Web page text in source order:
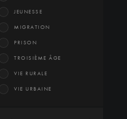
JEUNESSE
MIGRATION
PRISON
TROISIÈME ÂGE
VIE RURALE
VIE URBAINE